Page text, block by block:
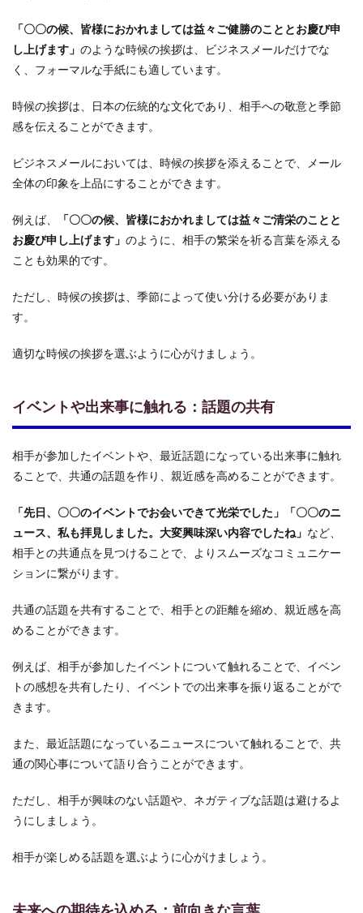
「〇〇の候、皆様におかれましては益々ご健勝のこととお慶び申
し上げます」 のような時候の挨拶は、ビジネスメールだけでな
く、フォーマルな手紙にも適しています。
時候の挨拶は、日本の伝統的な文化であり、相手への敬意と季節
感を伝えることができます。
ビジネスメールにおいては、時候の挨拶を添えることで、メール
全体の印象を上品にすることができます。
例えば、
「〇〇の候、皆様におかれましては益々ご清栄のことと
お慶び申し上げます」 のように、相手の繁栄を祈る言葉を添える
ことも効果的です。
ただし、時候の挨拶は、季節によって使い分ける必要がありま
す。
適切な時候の挨拶を選ぶように心がけましょう。
イベントや出来事に触れる：話題の共有
相手が参加したイベントや、最近話題になっている出来事に触れ
ることで、共通の話題を作り、親近感を高めることができます。
「先日、〇〇のイベントでお会いできて光栄でした」「〇〇のニ
ュース、私も拝見しました。大変興味深い内容でしたね」 など、
相手との共通点を見つけることで、よりスムーズなコミュニケー
ションに繋がります。
共通の話題を共有することで、相手との距離を縮め、親近感を高
めることができます。
例えば、相手が参加したイベントについて触れることで、イベン
トの感想を共有したり、イベントでの出来事を振り返ることがで
きます。
また、最近話題になっているニュースについて触れることで、共
通の関心事について語り合うことができます。
ただし、相手が興味のない話題や、ネガティブな話題は避けるよ
うにしましょう。
相手が楽しめる話題を選ぶように心がけましょう。
未来への期待を込める：前向きな言葉